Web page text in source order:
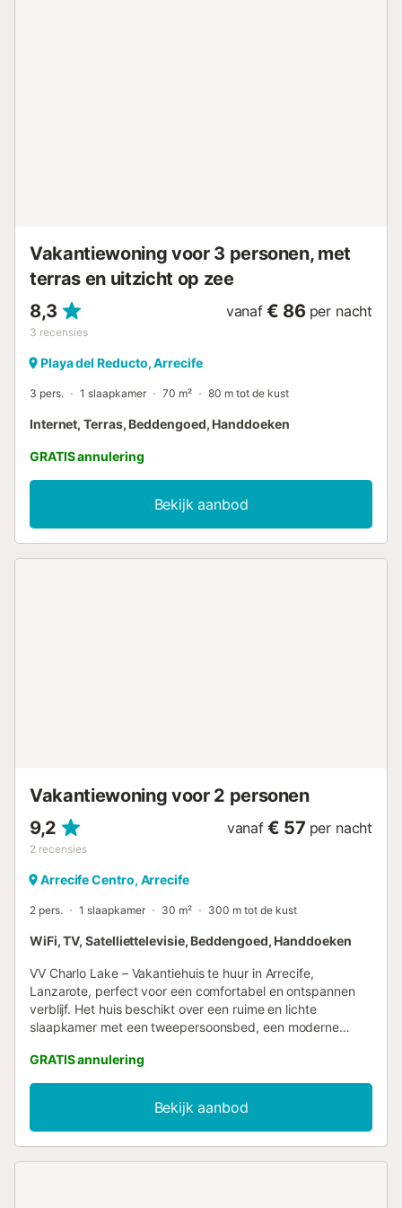
Vakantiewoning voor 3 personen, met
terras en uitzicht op zee
8,3
3 recensies
vanaf € 86 per nacht
Playa del Reducto, Arrecife
3 pers. 1 slaapkamer 70 m² 80 m tot de kust
Internet, Terras, Beddengoed, Handdoeken
GRATIS annulering
Bekijk aanbod
Vakantiewoning voor 2 personen
9,2
2 recensies
vanaf € 57 per nacht
Arrecife Centro, Arrecife
2 pers. 1 slaapkamer 30 m² 300 m tot de kust
WiFi, TV, Satelliettelevisie, Beddengoed, Handdoeken
VV Charlo Lake – Vakantiehuis te huur in Arrecife,
Lanzarote, perfect voor een comfortabel en ontspannen
verblijf. Het huis beschikt over een ruime en lichte
slaapkamer met een tweepersoonsbed, een moderne
bank en televisie. De keuken is volledig uitgerust met
apparatuur en keukengerei, zodat u gemakkelijk uw
maaltijden kunt bereiden. Bovendien biedt het huis gratis
WiFi en alle benodigde voorzieningen voor een aangenaam
verblijf. De uitstekende locatie zorgt ervoor dat u dicht bij
GRATIS annulering
Bekijk aanbod